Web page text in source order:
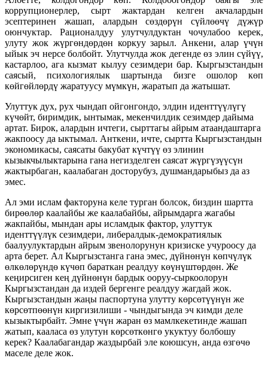
коррупционерлер, сырт жактардан келген акчалардын
эсептеринен жашап, алардын сөздөрүн сүйлөөчү дүжүр
оюнчуктар. Рационалдуу улутчулдуктан чочулабоо керек,
улуту жок жүргөндөрдөн коркуу зарыл. Анкени, алар үчүн
ыйык эч нерсе болбойт. Улутчулда жок дегенде өз элин сүйүү,
кастарлоо, ага кызмат кылуу сезимдери бар. Кыргызстандын
саясый, психологиялык шартында бизге ошолор көп
көйгөйлөрдү жаратуусу мүмкүн, жаратып да жатышат.
Улуттук дух, рух чындап ойгонгондо, элдин иденттүүлүгү
күчөйт, биримдик, ынтымак, мекенчилдик сезимдер дайыма
артат. Бирок, алардын ичтеги, сырттагы айрым атаандаштарга
жакпоосу да ыктымал. Анткени, ичте, сыртта Кыргызстандын
экономикасы, саясаты бакубат күчтүү өз элинин
кызыкчылыктарына гана негизделген саясат жүргүзүүсүн
жактырбаган, каалабаган досторубуз, душмандарыбыз да аз
эмес.
Ал эми ислам факторуна келе турган болсок, биздин шартта
бирөөлөр каалайбы же каалабайбы, айрымдарга жагабы
жакпайбы, мындан ары исламдык фактор, улуттук
иденттүүлүк сезимдери, либералдык-демократиялык
баалуулуктардын айрым звенолорунун кризиске учуроосу да
арта берет. Ал Кыргызстанга гана эмес, дүйнөнүн көпчүлүк
өлкөлөрүндө күчөп бараткан реалдуу көүнүштөрдөн. Же
кеңирсиген кең дүйнөнүн бардык ооруу-сыркоолорун
Кыргызстандан да издей бергенге реалдуу жагдай жок.
Кыргызстандын жаңы паспортуна улутту көрсөтүүнүн же
көрсөтпөөнүн киргизилиши - чындыгында эч кимди деле
кызыктырбайт. Эмне үчүн жаран өз мамлкекетинде жашап
жатып, кааласа өз улутун көрсөткөнгө укуктуу болбошу
керек? Каалабагандар жаздырбай эле коюшсун, анда өзгөчө
маселе деле жок.